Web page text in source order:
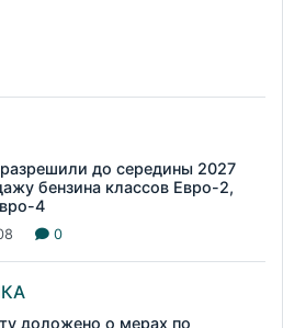
до середины 2027
бензина классов Евро-2,
4
0
доложено о мерах по